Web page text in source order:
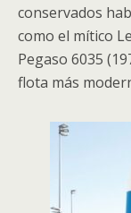
conservados
como el mítico
Pegaso 6035
flota más